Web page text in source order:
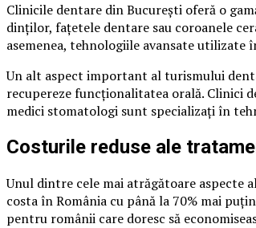
Clinicile dentare din București oferă o
dinților, fațetele dentare sau coroanele
asemenea, tehnologiile avansate
Un alt aspect important al turismului
recupereze funcționalitatea orală. Clinici
medici stomatologi sunt specializați în
Costurile reduse ale
Unul dintre cele mai atrăgătoare aspecte
costa în România cu până la 70% mai
pentru românii care doresc să